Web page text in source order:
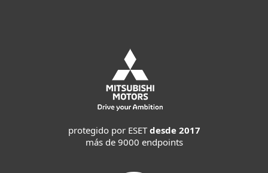
protegido por ESETdesde 2017
más de 9000 endpoints